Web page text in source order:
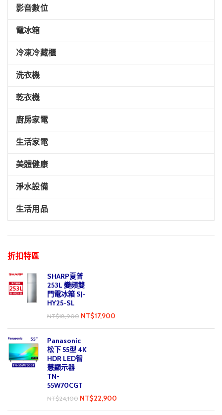
影音數位
電冰箱
冷凍冷藏櫃
洗衣機
乾衣機
廚房家電
生活家電
美體健康
淨水設備
生活用品
折扣特區
SHARP夏普
253L 變頻雙
門電冰箱 SJ-
HY25-SL
NT$18,900 NT$17,900
Panasonic
松下 55型 4K
HDR LED智
慧顯示器
TN-
55W70CGT
NT$24,100 NT$22,900